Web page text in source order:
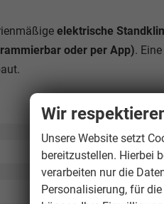
elektrische
oder per App).
Wir
Unsere Website setzt
bereitzustellen. Hierbei
verarbeiten nur die
Personalisierung, für